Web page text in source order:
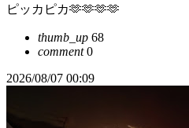
ピッカピカ🫶🫶🫶🫶
thumb_up 68
comment0
2026/08/07 00:09